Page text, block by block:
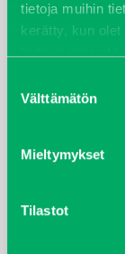
tietoja muihin
kerätty, kun
valinta
Välttämätön
Mieltymykset
Tilastot
joulukuu
joulukuu 2021
lokakuu 2021